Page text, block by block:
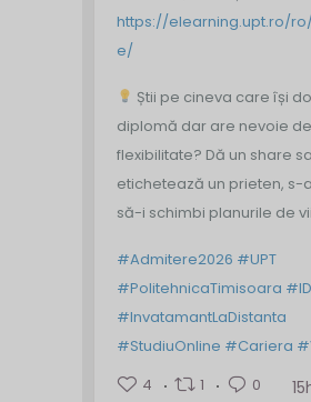
https://elearning.upt.ro/
e/
Știi pe cineva care își
diplomă dar are nevoie de
flexibilitate? Dă un share
etichetează un prieten, s-
să-i schimbi planurile de
#Admitere2026 #UPT
#PolitehnicaTimisoara #ID
#InvatamantLaDistanta
#StudiuOnline #Cariera
4
1 0